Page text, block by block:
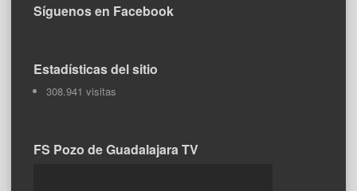
Síguenos en Facebook
Estadísticas del sitio
308.941 visitas
FS Pozo de Guadalajara TV